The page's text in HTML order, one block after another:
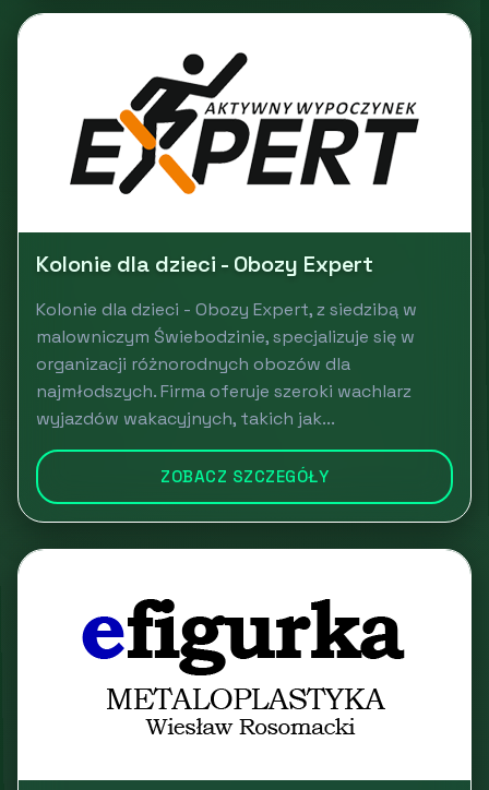
Kolonie dla dzieci - Obozy Expert
Kolonie dla dzieci - Obozy Expert, z siedzibą w
malowniczym Świebodzinie, specjalizuje się w
organizacji różnorodnych obozów dla
najmłodszych. Firma oferuje szeroki wachlarz
wyjazdów wakacyjnych, takich jak...
ZOBACZ SZCZEGÓŁY